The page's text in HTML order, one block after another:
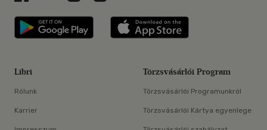
Libri applikáció Szerezd meg: Google
Libri
Rólunk
Karrier
Törzsvásárlói Program
Törzsvásárlói Programunkról
Törzsvásárlói Kártya egyenlege